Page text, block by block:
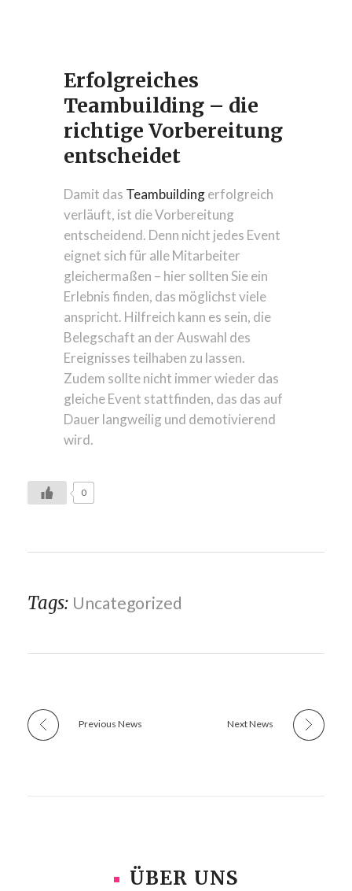
Erfolgreiches
Teambuilding – die
richtige Vorbereitung
entscheidet
Damit das Teambuildingerfolgreich
verläuft, ist die Vorbereitung
entscheidend. Denn nicht jedes Event
eignet sich für alle Mitarbeiter
gleichermaßen – hier sollten Sie ein
Erlebnis finden, das möglichst viele
anspricht. Hilfreich kann es sein, die
Belegschaft an der Auswahl des
Ereignisses teilhaben zu lassen.
Zudem sollte nicht immer wieder das
gleiche Event stattfinden, das das auf
Dauer langweilig und demotivierend
wird.
0
Tags: Uncategorized
Previous News Next News
ÜBER UNS